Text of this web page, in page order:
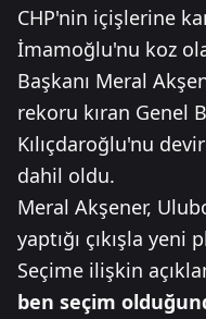
CHP'nin içişlerine
İmamoğlu'nu koz
Başkanı Meral
rekoru kıran Genel
Kılıçdaroğlu'nu
dahil oldu.
Meral Akşener,
yaptığı çıkışla yeni
Seçime ilişkin
ben seçim